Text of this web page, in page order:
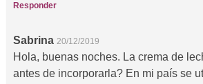
Responder
Sabrina 20/12/2019
Hola, buenas noches. La crema de
antes de incorporarla? En mi país se